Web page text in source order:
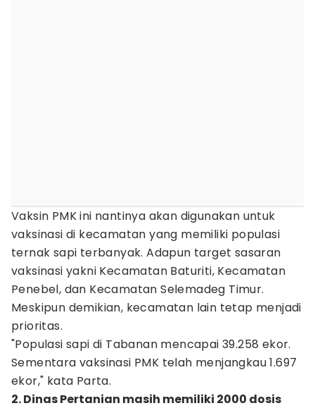
Vaksin PMK ini nantinya akan digunakan untuk
vaksinasi di kecamatan yang memiliki populasi
ternak sapi terbanyak. Adapun target sasaran
vaksinasi yakni Kecamatan Baturiti, Kecamatan
Penebel, dan Kecamatan Selemadeg Timur.
Meskipun demikian, kecamatan lain tetap menjadi
prioritas.
"Populasi sapi di Tabanan mencapai 39.258 ekor.
Sementara vaksinasi PMK telah menjangkau 1.697
ekor," kata Parta.
2. Dinas Pertanian masih memiliki 2000 dosis